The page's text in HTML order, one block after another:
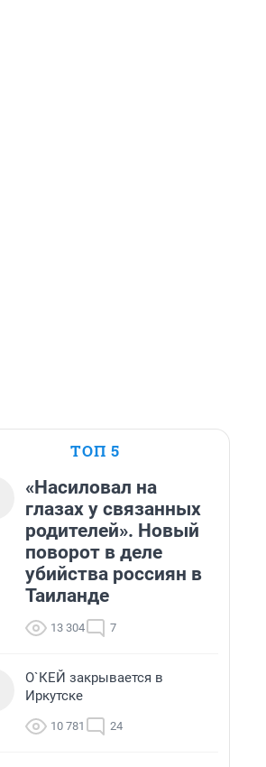
ТОП 5
«Насиловал на
глазах у связанных
родителей». Новый
поворот в деле
убийства россиян в
Таиланде
13 304 7
О`КЕЙ закрывается в
Иркутске
10 781 24